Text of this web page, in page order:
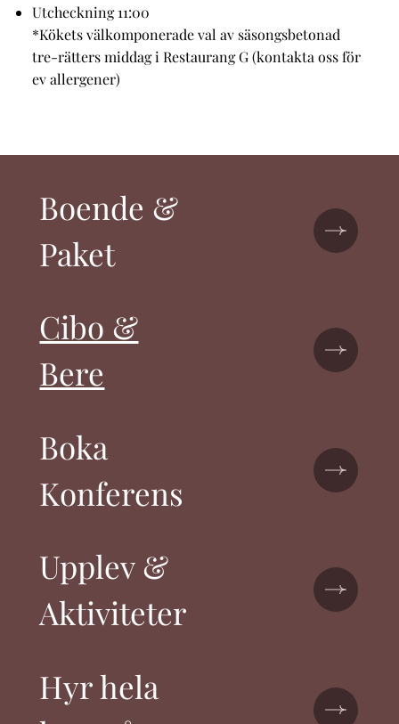
Utcheckning 11:00
*Kökets välkomponerade val av säsongsbetonad
tre-rätters middag i Restaurang G (kontakta oss för
ev allergener)
Boende &
Paket
Cibo &
Bere
Boka
Konferens
Upplev &
Aktiviteter
Hyr hela